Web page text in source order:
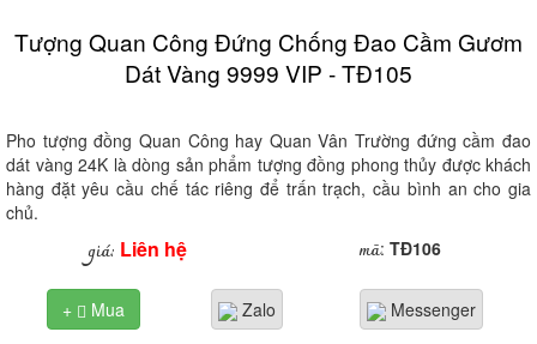
Tượng Quan Công Đứng Chống Đao Cầm Gươm
Dát Vàng 9999 VIP - TĐ105
Pho tượng đồng Quan Công hay Quan Vân Trường đứng cầm đao
dát vàng 24K là dòng sản phẩm tượng đồng phong thủy được khách
hàng đặt yêu cầu chế tác riêng để trấn trạch, cầu bình an cho gia
chủ.
giá: Liên hệ mã: TĐ106
+  Mua Zalo Messenger